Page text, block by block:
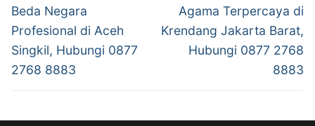
Beda Negara
Profesional di Aceh
Singkil, Hubungi 0877
2768 8883
Agama Terpercaya di
Krendang Jakarta Barat,
Hubungi 0877 2768
8883